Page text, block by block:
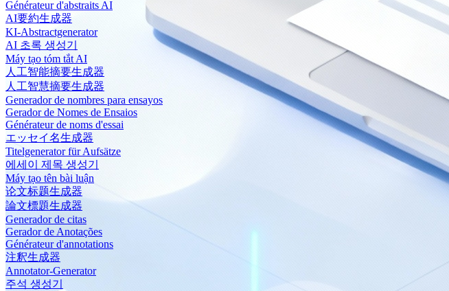
Générateur d'abstraits AI
AI要約生成器
KI-Abstractgenerator
AI 초록 생성기
Máy tạo tóm tắt AI
人工智能摘要生成器
人工智慧摘要生成器
Generador de nombres para ensayos
Gerador de Nomes de Ensaios
Générateur de noms d'essai
エッセイ名生成器
Titelgenerator für Aufsätze
에세이 제목 생성기
Máy tạo tên bài luận
论文标题生成器
論文標題生成器
Generador de citas
Gerador de Anotações
Générateur d'annotations
注釈生成器
Annotator-Generator
주석 생성기